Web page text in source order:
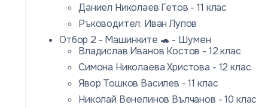
Даниел Николаев Гетов - 11 клас
Ръководител: Иван Лупов
Отбор 2 - Машинките 🐢 - Шумен
Владислав Иванов Костов - 12 клас
Симона Николаева Христова - 12 клас
Явор Тошков Василев - 11 клас
Николай Венелинов Вълчанов - 10 клас